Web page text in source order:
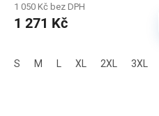
1 050 Kč bez DPH
1 271 Kč
S M L XL 2XL 3XL